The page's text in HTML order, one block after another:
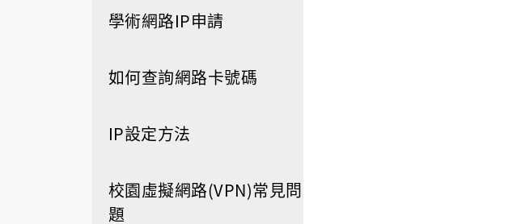
學術網路IP申請
如何查詢網路卡號碼
IP設定方法
校園虛擬網路(VPN)常見問
題